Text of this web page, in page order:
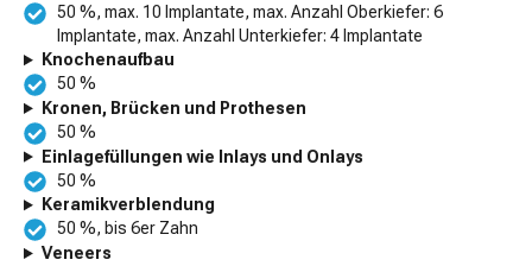
50 %, max. 10 Implantate, max. Anzahl Oberkiefer: 6
Implantate, max. Anzahl Unterkiefer: 4 Implantate
Knochenaufbau
50 %
Kronen, Brücken und Prothesen
50 %
Einlagefüllungen wie Inlays und Onlays
50 %
Keramikverblendung
50 %, bis 6er Zahn
Veneers